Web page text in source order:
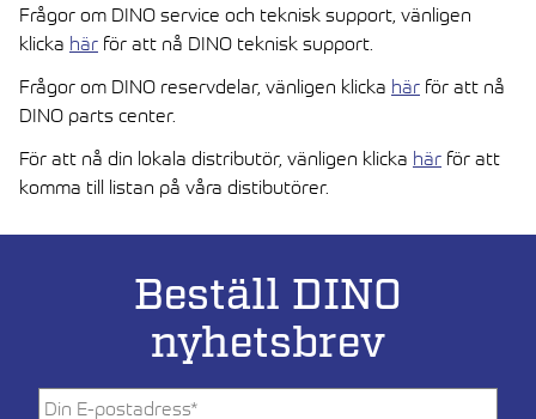
Frågor om DINO service och teknisk support, vänligen
klicka här för att nå DINO teknisk support.
Frågor om DINO reservdelar, vänligen klicka här för att nå
DINO parts center.
För att nå din lokala distributör, vänligen klicka här för att
komma till listan på våra distibutörer.
Beställ DINO
nyhetsbrev